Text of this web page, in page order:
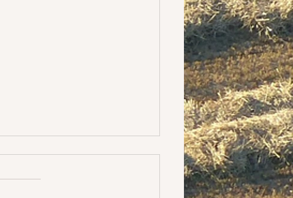
Laboratoire
C'est là où je travaille. Cela